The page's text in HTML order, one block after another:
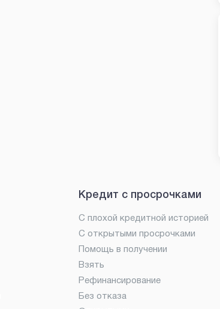
Кредит с просрочками
С плохой кредитной историей
С открытыми просрочками
Помощь в получении
Взять
Рефинансирование
Без отказа